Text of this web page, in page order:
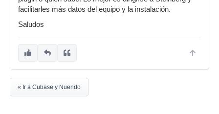
facilitarles más datos del equipo y la instalación.
Saludos
« Ir a Cubase y Nuendo